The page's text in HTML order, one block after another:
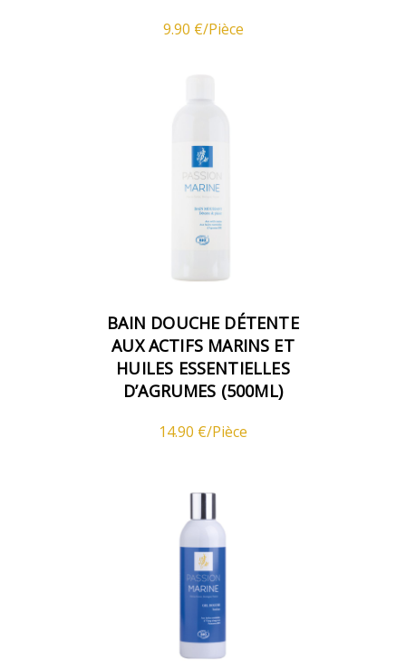
9.90 €/Pièce
BAIN DOUCHE DÉTENTE
AUX ACTIFS MARINS ET
HUILES ESSENTIELLES
D’AGRUMES (500ML)
14.90 €/Pièce